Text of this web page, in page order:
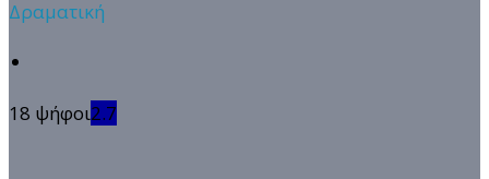
Δραματική
18 ψήφοι2.7